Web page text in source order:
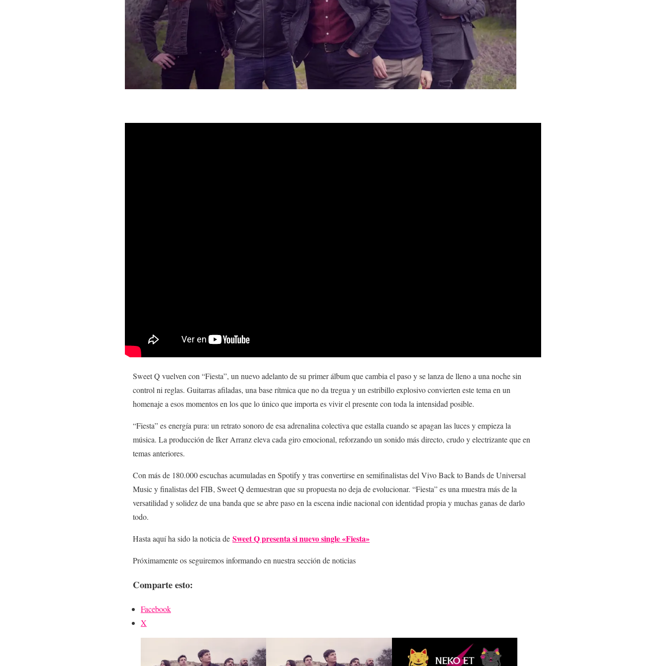
Sweet Q vuelven con “Fiesta”, un nuevo adelanto de su primer álbum que cambia el paso y se lanza de lleno a una noche sin
control ni reglas. Guitarras afiladas, una base rítmica que no da tregua y un estribillo explosivo convierten este tema en un
homenaje a esos momentos en los que lo único que importa es vivir el presente con toda la intensidad posible.
“Fiesta” es energía pura: un retrato sonoro de esa adrenalina colectiva que estalla cuando se apagan las luces y empieza la
música. La producción de Iker Arranz eleva cada giro emocional, reforzando un sonido más directo, crudo y electrizante que en
temas anteriores.
Con más de 180.000 escuchas acumuladas en Spotify y tras convertirse en semifinalistas del Vivo Back to Bands de Universal
Music y finalistas del FIB, Sweet Q demuestran que su propuesta no deja de evolucionar. “Fiesta” es una muestra más de la
versatilidad y solidez de una banda que se abre paso en la escena indie nacional con identidad propia y muchas ganas de darlo
todo.
Hasta aquí ha sido la noticia de Sweet Q presenta si nuevo single «Fiesta»
Próximamente os seguiremos informando en nuestra sección de noticias
Comparte esto:
Facebook
X